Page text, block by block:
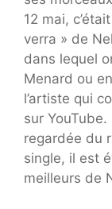
12 mai,
verra » de
dans lequel
Menard ou
l’artiste qui
sur YouTube.
regardée du
single, il est
meilleurs de